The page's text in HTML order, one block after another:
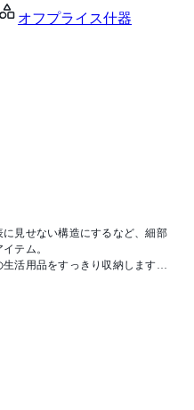
オフプライス什器
に見せない構造にするなど、細部
テム。
活用品をすっきり収納します。
のストライプが、さりげないグ
DDR-150 w:448×各2)付き